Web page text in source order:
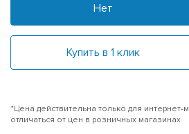
Нет
Купить в 1 клик
*Цена действительна только для
отличаться от цен в розничных магазинах